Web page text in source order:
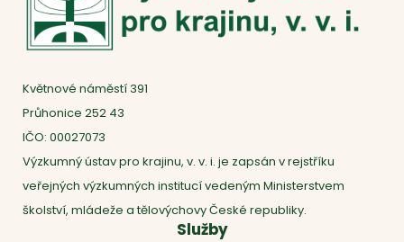
Květnové náměstí 391
Průhonice 252 43
IČO: 00027073
Výzkumný ústav pro krajinu, v. v. i. je zapsán v rejstříku
veřejných výzkumných institucí vedeným Ministerstvem
školství, mládeže a tělovýchovy České republiky.
Služby